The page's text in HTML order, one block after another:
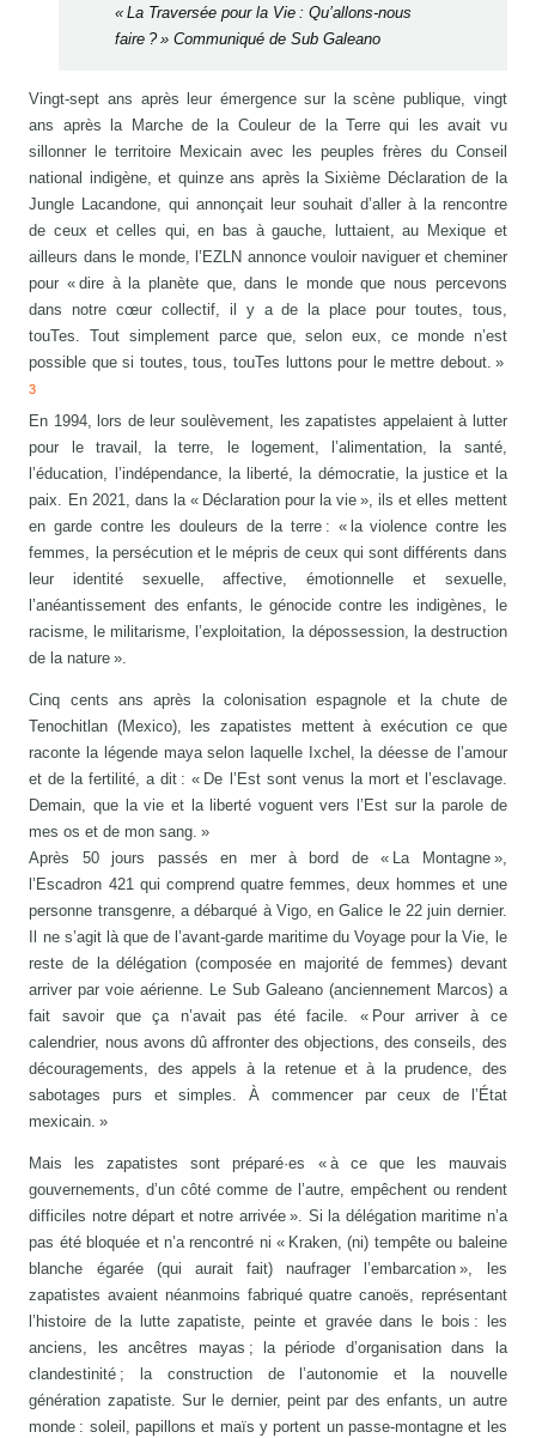
« La Traversée pour la Vie : Qu’allons-nous
faire ? » Communiqué de Sub Galeano
Vingt-sept ans après leur émergence sur la scène publique, vingt
ans après la Marche de la Couleur de la Terre qui les avait vu
sillonner le territoire Mexicain avec les peuples frères du Conseil
national indigène, et quinze ans après la Sixième Déclaration de la
Jungle Lacandone, qui annonçait leur souhait d’aller à la rencontre
de ceux et celles qui, en bas à gauche, luttaient, au Mexique et
ailleurs dans le monde, l’EZLN annonce vouloir naviguer et cheminer
pour « dire à la planète que, dans le monde que nous percevons
dans notre cœur collectif, il y a de la place pour toutes, tous,
touTes. Tout simplement parce que, selon eux, ce monde n’est
possible que si toutes, tous, touTes luttons pour le mettre debout. »
3
En 1994, lors de leur soulèvement, les zapatistes appelaient à lutter
pour le travail, la terre, le logement, l’alimentation, la santé,
l’éducation, l’indépendance, la liberté, la démocratie, la justice et la
paix. En 2021, dans la « Déclaration pour la vie », ils et elles mettent
en garde contre les douleurs de la terre : « la violence contre les
femmes, la persécution et le mépris de ceux qui sont différents dans
leur identité sexuelle, affective, émotionnelle et sexuelle,
l’anéantissement des enfants, le génocide contre les indigènes, le
racisme, le militarisme, l’exploitation, la dépossession, la destruction
de la nature ».
Cinq cents ans après la colonisation espagnole et la chute de
Tenochitlan (Mexico), les zapatistes mettent à exécution ce que
raconte la légende maya selon laquelle Ixchel, la déesse de l’amour
et de la fertilité, a dit : « De l’Est sont venus la mort et l’esclavage.
Demain, que la vie et la liberté voguent vers l’Est sur la parole de
mes os et de mon sang. »
Après 50 jours passés en mer à bord de « La Montagne »,
l’Escadron 421 qui comprend quatre femmes, deux hommes et une
personne transgenre, a débarqué à Vigo, en Galice le 22 juin dernier.
Il ne s’agit là que de l’avant-garde maritime du Voyage pour la Vie, le
reste de la délégation (composée en majorité de femmes) devant
arriver par voie aérienne. Le Sub Galeano (anciennement Marcos) a
fait savoir que ça n’avait pas été facile. « Pour arriver à ce
calendrier, nous avons dû affronter des objections, des conseils, des
découragements, des appels à la retenue et à la prudence, des
sabotages purs et simples. À commencer par ceux de l’État
mexicain. »
Mais les zapatistes sont préparé·es « à ce que les mauvais
gouvernements, d’un côté comme de l’autre, empêchent ou rendent
difficiles notre départ et notre arrivée ». Si la délégation maritime n’a
pas été bloquée et n’a rencontré ni « Kraken, (ni) tempête ou baleine
blanche égarée (qui aurait fait) naufrager l’embarcation », les
zapatistes avaient néanmoins fabriqué quatre canoës, représentant
l’histoire de la lutte zapatiste, peinte et gravée dans le bois : les
anciens, les ancêtres mayas ; la période d’organisation dans la
clandestinité ; la construction de l’autonomie et la nouvelle
génération zapatiste. Sur le dernier, peint par des enfants, un autre
monde : soleil, papillons et maïs y portent un passe-montagne et les